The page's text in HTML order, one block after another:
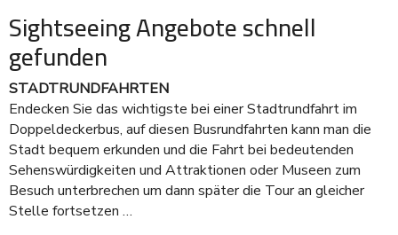
Sightseeing Angebote schnell
gefunden
STADTRUNDFAHRTEN
Endecken Sie das wichtigste bei einer Stadtrundfahrt im
Doppeldeckerbus, auf diesen Busrundfahrten kann man die
Stadt bequem erkunden und die Fahrt bei bedeutenden
Sehenswürdigkeiten und Attraktionen oder Museen zum
Besuch unterbrechen um dann später die Tour an gleicher
Stelle fortsetzen …